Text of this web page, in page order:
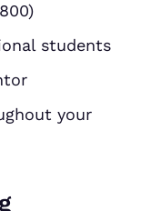
students
your